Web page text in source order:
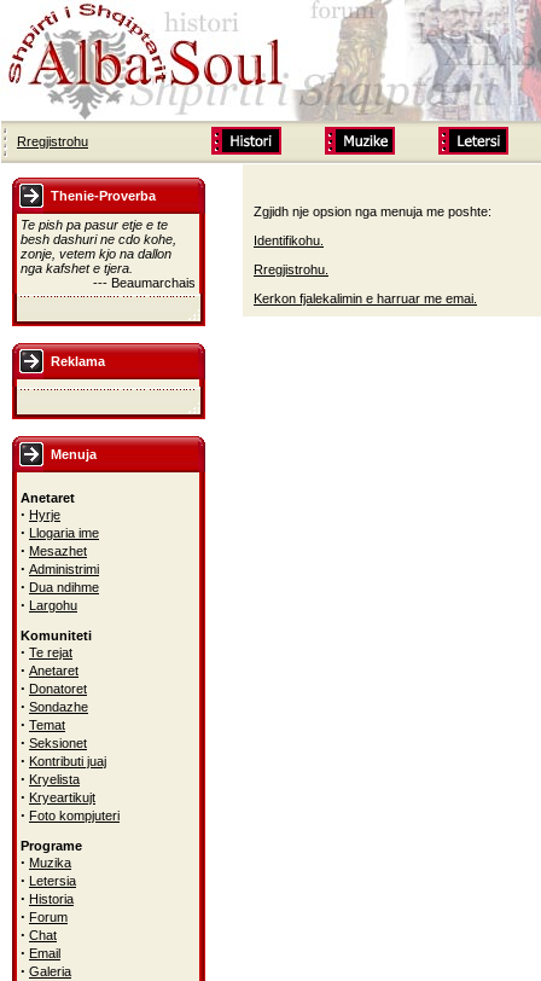
Rregjistrohu
Thenie-Proverba
Te pish pa pasur etje e te
besh dashuri ne cdo kohe,
zonje, vetem kjo na dallon
nga kafshet e tjera.
--- Beaumarchais
Reklama
Menuja
Anetaret
· Hyrje
· Llogaria ime
· Mesazhet
· Administrimi
· Dua ndihme
· Largohu
Komuniteti
· Te rejat
· Anetaret
· Donatoret
· Sondazhe
· Temat
· Seksionet
· Kontributi juaj
· Kryelista
· Kryeartikujt
· Foto kompjuteri
Programe
· Muzika
· Letersia
· Historia
· Forum
· Chat
· Email
· Galeria
Zgjidh nje opsion nga menuja me poshte:
Identifikohu.
Rregjistrohu.
Kerkon fjalekalimin e harruar me emai.